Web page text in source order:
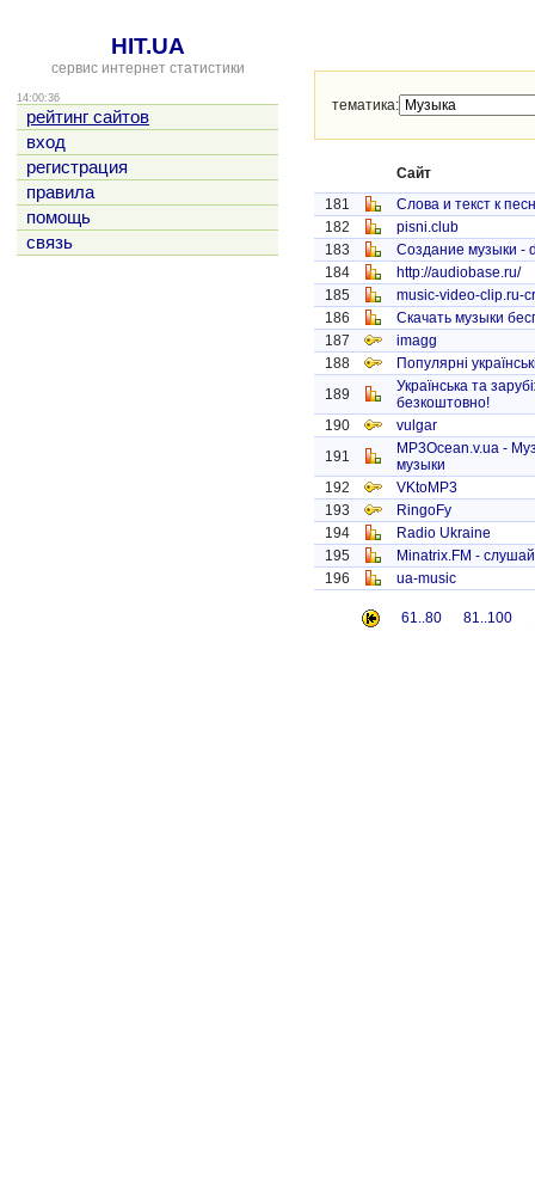
HIT.UA
сервис интернет статистики
14:00:36
рейтинг сайтов
вход
регистрация
правила
помощь
связь
тематика:
Сайт
181
Слова и текст к
182
pisni.club
183
Создание музыки -
184
http://audiobase.ru/
185
music-video-clip.ru-
186
Скачать музыки
187
imagg
188
Популярні
189
Українська та
безкоштовно!
190
vulgar
191
MP3Ocean.v.ua -
музыки
192
VKtoMP3
193
RingoFy
194
Radio Ukraine
195
Minatrix.FM -
196
ua-music
61..80 81..100